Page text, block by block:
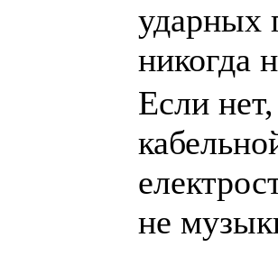
ударных
никогда
Если
не